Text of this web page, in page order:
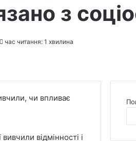
з
час читання: 1 хвилина
чи впливає
відмінності і